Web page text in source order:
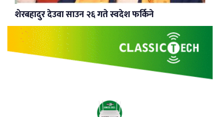
शेरबहादुर देउवा साउन २६ गते स्वदेश फर्किने